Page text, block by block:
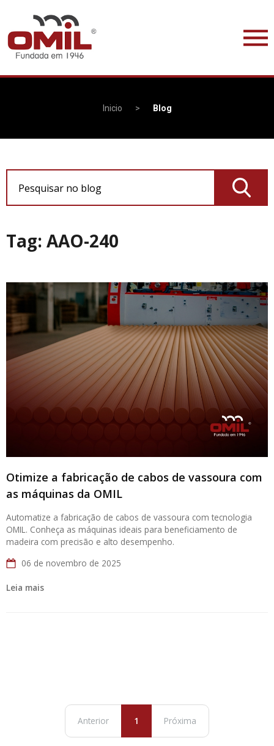
Inicio > Blog
Tag: AAO-240
Otimize a fabricação de cabos de vassoura com
as máquinas da OMIL
Automatize a fabricação de cabos de vassoura com tecnologia
OMIL. Conheça as máquinas ideais para beneficiamento de
madeira com precisão e alto desempenho.
06 de novembro de 2025
Leia mais
Anterior 1 Próxima
Pesquisar no blog